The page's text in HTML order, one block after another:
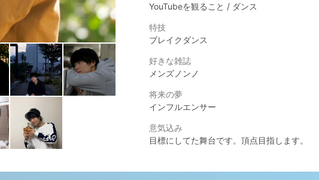
YouTubeを観ること / ダンス
特技
ブレイクダンス
好きな雑誌
メンズノンノ
将来の夢
インフルエンサー
意気込み
目標にしてた舞台です。頂点目指します。